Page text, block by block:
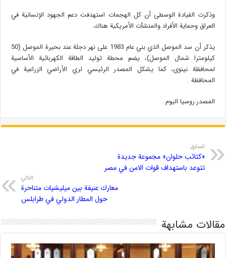
وذكرت القيادة الوسطى أن كل الهجمات استهدفت دعم الجهود الإنسانية في
العراق وحماية الأفراد والمنشآت الأمريكية هناك.
يذكر أن سد الموصل الذي بني عام 1983 على نهر دجلة عند بحيرة الموصل (50
كيلومترا شمال الموصل)، يضم محطة توليد الطاقة الكهربائية الأساسية
لمحافظة نينوى، كما يشكل المصدر الرئيسي لري الأراضي الزراعية في
المحافظة .
المصدر:روسیا الیوم
السابق
«كتائب حلوان» مجموعة جديدة
تتوعد باستهداف قوات الامن في مصر
التالي
معارك عنيفة بين ميليشيات متناحرة
حول المطار الدولي في طرابلس
مقالات مشابهة